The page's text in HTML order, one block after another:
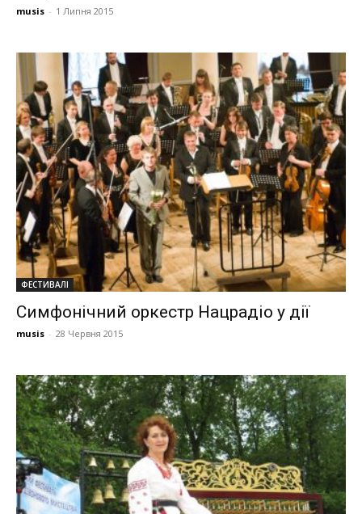
musis - 1 Липня 2015
ФЕСТИВАЛІ
Симфонічний оркестр Нацрадіо у дії
musis - 28 Червня 2015